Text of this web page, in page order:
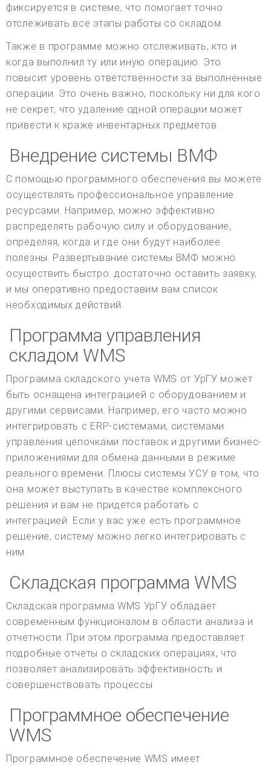
фиксируется в системе, что помогает точно
отслеживать все этапы работы со складом.
Также в программе можно отслеживать, кто и
когда выполнил ту или иную операцию. Это
повысит уровень ответственности за выполненные
операции. Это очень важно, поскольку ни для кого
не секрет, что удаление одной операции может
привести к краже инвентарных предметов.
Внедрение системы ВМФ
С помощью программного обеспечения вы можете
осуществлять профессиональное управление
ресурсами. Например, можно эффективно
распределять рабочую силу и оборудование,
определяя, когда и где они будут наиболее
полезны. Развертывание системы ВМФ можно
осуществить быстро: достаточно оставить заявку,
и мы оперативно предоставим вам список
необходимых действий.
Программа управления
складом WMS
Программа складского учета WMS от УрГУ может
быть оснащена интеграцией с оборудованием и
другими сервисами. Например, его часто можно
интегрировать с ERP-системами, системами
управления цепочками поставок и другими бизнес-
приложениями для обмена данными в режиме
реального времени. Плюсы системы УСУ в том, что
она может выступать в качестве комплексного
решения и вам не придется работать с
интеграцией. Если у вас уже есть программное
решение, систему можно легко интегрировать с
ним.
Складская программа WMS
Складская программа WMS УрГУ обладает
современным функционалом в области анализа и
отчетности. При этом программа предоставляет
подробные отчеты о складских операциях, что
позволяет анализировать эффективность и
совершенствовать процессы.
Программное обеспечение
WMS
Программное обеспечение WMS имеет